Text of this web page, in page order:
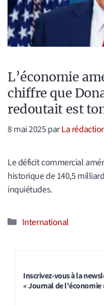
L’économie
chiffre que
redoutait est
8 mai 2025 parLa
Le déficit commercial
historique de 140,5
inquiétudes.
Catégories
International
Inscrivez-vous à la
« Journal de l'économie